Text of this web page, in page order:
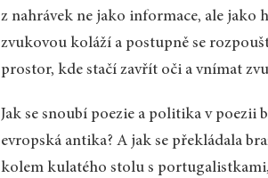
z nahrávek ne jako informace, ale jako
zvukovou koláží a postupně se
prostor, kde stačí zavřít oči a vnímat
Jak se snoubí poezie a politika v poezii
evropská antika? A jak se překládala
kolem kulatého stolu s